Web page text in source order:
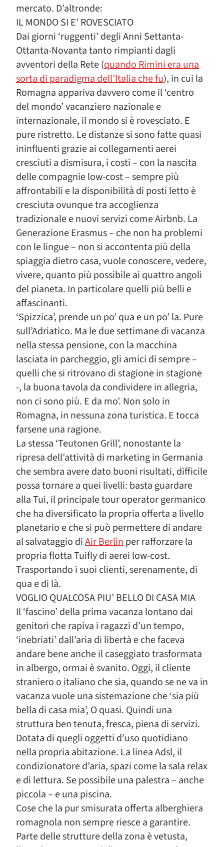
mercato. D’altronde:
IL MONDO SI E’ ROVESCIATO
Dai giorni ‘ruggenti’ degli Anni Settanta-
Ottanta-Novanta tanto rimpianti dagli
avventori della Rete (quando Rimini era una
sorta di paradigma dell’Italia che fu), in cui la
Romagna appariva davvero come il ‘centro
del mondo’ vacanziero nazionale e
internazionale, il mondo si è rovesciato. E
pure ristretto. Le distanze si sono fatte quasi
ininfluenti grazie ai collegamenti aerei
cresciuti a dismisura, i costi – con la nascita
delle compagnie low-cost – sempre più
affrontabili e la disponibilità di posti letto è
cresciuta ovunque tra accoglienza
tradizionale e nuovi servizi come Airbnb. La
Generazione Erasmus – che non ha problemi
con le lingue – non si accontenta più della
spiaggia dietro casa, vuole conoscere, vedere,
vivere, quanto più possibile ai quattro angoli
del pianeta. In particolare quelli più belli e
affascinanti.
‘Spizzica’, prende un po’ qua e un po’ la. Pure
sull’Adriatico. Ma le due settimane di vacanza
nella stessa pensione, con la macchina
lasciata in parcheggio, gli amici di sempre –
quelli che si ritrovano di stagione in stagione
-, la buona tavola da condividere in allegria,
non ci sono più. E da mo’. Non solo in
Romagna, in nessuna zona turistica. E tocca
farsene una ragione.
La stessa ‘Teutonen Grill’, nonostante la
ripresa dell’attività di marketing in Germania
che sembra avere dato buoni risultati, difficile
possa tornare a quei livelli: basta guardare
alla Tui, il principale tour operator germanico
che ha diversificato la propria offerta a livello
planetario e che si può permettere di andare
al salvataggio diAir Berlinper rafforzare la
propria flotta Tuifly di aerei low-cost.
Trasportando i suoi clienti, serenamente, di
qua e di là.
VOGLIO QUALCOSA PIU’ BELLO DI CASA MIA
Il ‘fascino’ della prima vacanza lontano dai
genitori che rapiva i ragazzi d’un tempo,
‘inebriati’ dall’aria di libertà e che faceva
andare bene anche il caseggiato trasformata
in albergo, ormai è svanito. Oggi, il cliente
straniero o italiano che sia, quando se ne va in
vacanza vuole una sistemazione che ‘sia più
bella di casa mia’, O quasi. Quindi una
struttura ben tenuta, fresca, piena di servizi.
Dotata di quegli oggetti d’uso quotidiano
nella propria abitazione. La linea Adsl, il
condizionatore d’aria, spazi come la sala relax
e di lettura. Se possibile una palestra – anche
piccola – e una piscina.
Cose che la pur smisurata offerta alberghiera
romagnola non sempre riesce a garantire.
Parte delle strutture della zona è vetusta,